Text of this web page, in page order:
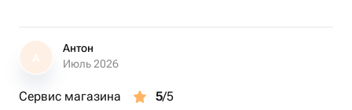
А
Антон
Июль 2026
Сервис магазина 5/5